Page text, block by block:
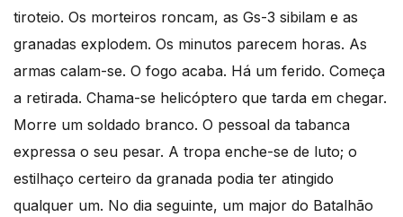
tiroteio. Os morteiros roncam, as Gs-3 sibilam e as
granadas explodem. Os minutos parecem horas. As
armas calam-se. O fogo acaba. Há um ferido. Começa
a retirada. Chama-se helicóptero que tarda em chegar.
Morre um soldado branco. O pessoal da tabanca
expressa o seu pesar. A tropa enche-se de luto; o
estilhaço certeiro da granada podia ter atingido
qualquer um. No dia seguinte, um major do Batalhão